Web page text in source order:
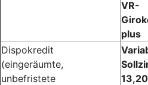
VR-
plus
Dispokredit
(eingeräumte,
unbefristete